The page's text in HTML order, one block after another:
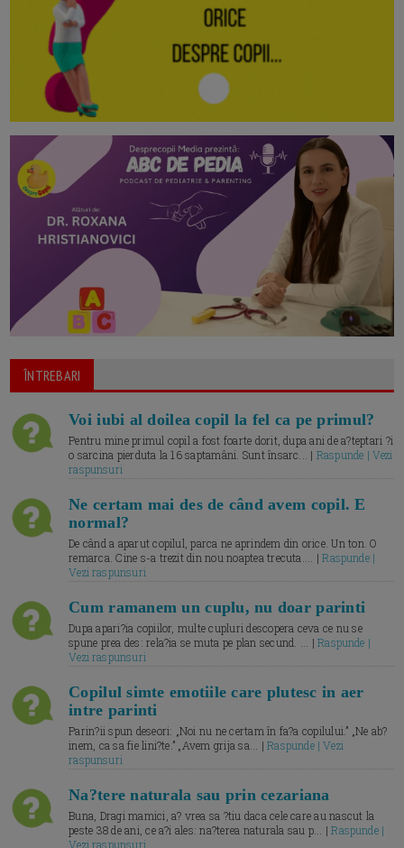
ÎNTREBARI
Voi iubi al doilea copil la fel ca pe primul?
Pentru mine primul copil a fost foarte dorit, dupa ani de a?teptari ?i
o sarcina pierduta la 16 saptamâni. Sunt însarc... | Raspunde | Vezi
raspunsuri
Ne certam mai des de când avem copil. E
normal?
De când a aparut copilul, parca ne aprindem din orice. Un ton. O
remarca. Cine s-a trezit din nou noaptea trecuta.... |Raspunde |
Vezi raspunsuri
Cum ramanem un cuplu, nu doar parinti
Dupa apari?ia copiilor, multe cupluri descopera ceva ce nu se
spune prea des: rela?ia se muta pe plan secund. ... |Raspunde |
Vezi raspunsuri
Copilul simte emotiile care plutesc in aer
intre parinti
Parin?ii spun deseori: „Noi nu ne certam în fa?a copilului.” „Ne ab?
inem, ca sa fie lini?te.” „Avem grija sa... |Raspunde | Vezi
raspunsuri
Na?tere naturala sau prin cezariana
Buna, Dragi mamici, a? vrea sa ?tiu daca cele care au nascut la
peste 38 de ani, ce a?i ales: na?terea naturala sau p... |Raspunde |
Vezi raspunsuri